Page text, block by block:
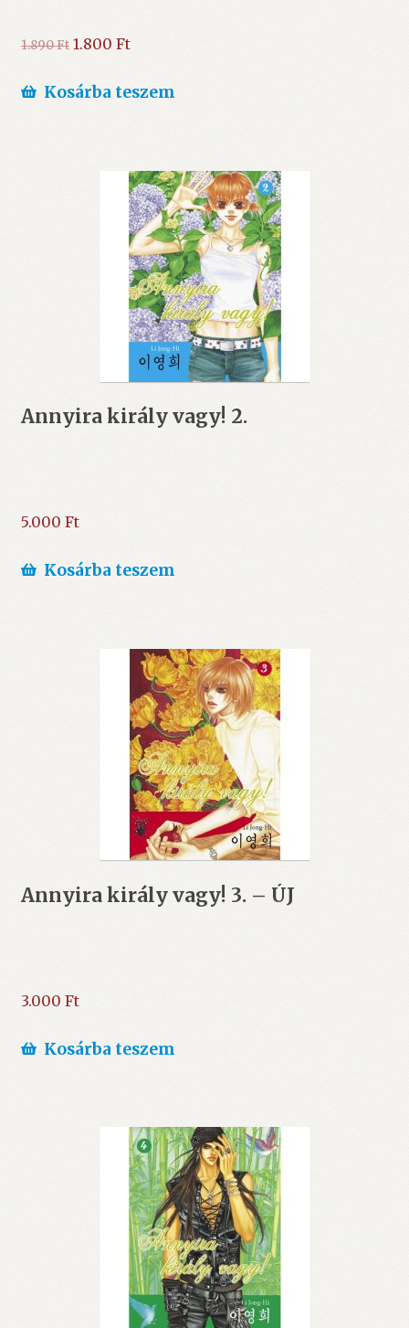
1.890Ft Original
was:
1.800 FtCurrent
is:
Kosárba teszem
Annyira király vagy! 2.
5.000 Ft
Kosárba teszem
Annyira király vagy! 3. – ÚJ
3.000 Ft
Kosárba teszem